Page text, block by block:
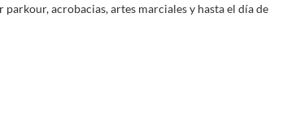
acrobacias, artes marciales y hasta el día de